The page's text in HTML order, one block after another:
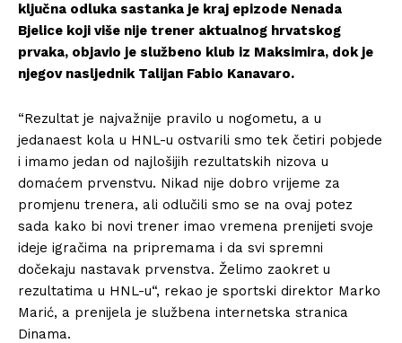
ključna odluka sastanka je kraj epizode Nenada
Bjelice koji više nije trener aktualnog hrvatskog
prvaka, objavio je službeno klub iz Maksimira, dok je
njegov nasljednik Talijan Fabio Kanavaro.
“Rezultat je najvažnije pravilo u nogometu, a u
jedanaest kola u HNL-u ostvarili smo tek četiri pobjede
i imamo jedan od najlošijih rezultatskih nizova u
domaćem prvenstvu. Nikad nije dobro vrijeme za
promjenu trenera, ali odlučili smo se na ovaj potez
sada kako bi novi trener imao vremena prenijeti svoje
ideje igračima na pripremama i da svi spremni
dočekaju nastavak prvenstva. Želimo zaokret u
rezultatima u HNL-u“, rekao je sportski direktor Marko
Marić, a prenijela je službena internetska stranica
Dinama.